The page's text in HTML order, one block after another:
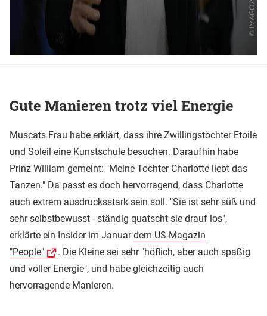
Gute Manieren trotz viel Energie
Muscats Frau habe erklärt, dass ihre Zwillingstöchter Etoile
und Soleil eine Kunstschule besuchen. Daraufhin habe
Prinz William gemeint: "Meine Tochter Charlotte liebt das
Tanzen." Da passt es doch hervorragend, dass Charlotte
auch extrem ausdrucksstark sein soll. "Sie ist sehr süß und
sehr selbstbewusst - ständig quatscht sie drauf los",
erklärte ein Insider im Januardem US-Magazin
"People"
. Die Kleine sei sehr "höflich, aber auch spaßig
und voller Energie", und habe gleichzeitig auch
hervorragende Manieren.